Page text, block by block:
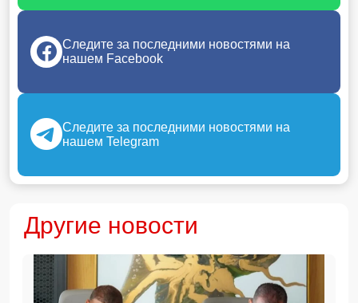
Следите за последними новостями на
нашем Facebook
Следите за последними новостями на
нашем Telegram
Другие новости